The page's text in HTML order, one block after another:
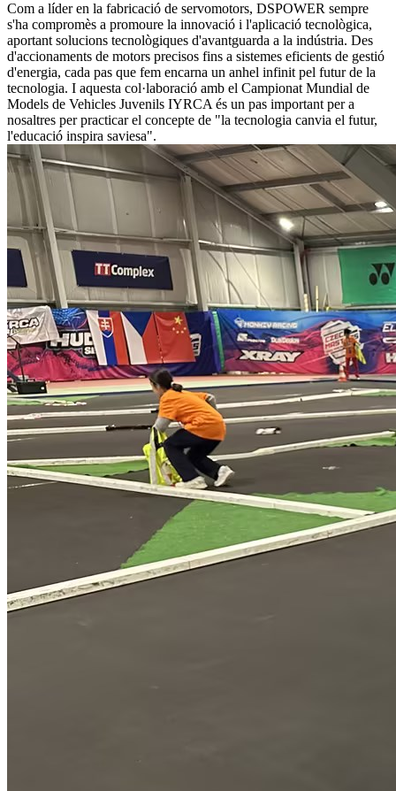
Com a líder en la fabricació de servomotors, DSPOWER sempre
s'ha compromès a promoure la innovació i l'aplicació tecnològica,
aportant solucions tecnològiques d'avantguarda a la indústria. Des
d'accionaments de motors precisos fins a sistemes eficients de gestió
d'energia, cada pas que fem encarna un anhel infinit pel futur de la
tecnologia. I aquesta col·laboració amb el Campionat Mundial de
Models de Vehicles Juvenils IYRCA és un pas important per a
nosaltres per practicar el concepte de "la tecnologia canvia el futur,
l'educació inspira saviesa".